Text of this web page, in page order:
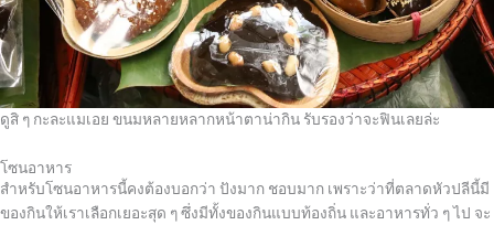
ดูสิ ๆ กะละแมเอย ขนมหลายหลากหน้าตาน่ากิน รับรองว่าจะฟินเลยล่ะ
โซนอาหาร
สำหรับโซนอาหารนี้คงต้องบอกว่า ปังมาก ชอบมาก เพราะว่าที่ตลาดหัวปลีนี้มี
ของกินให้เราเลือกเยอะสุด ๆ ซึ่งมีทั้งของกินแบบท้องถิ่น และอาหารทั่ว ๆ ไป จะ